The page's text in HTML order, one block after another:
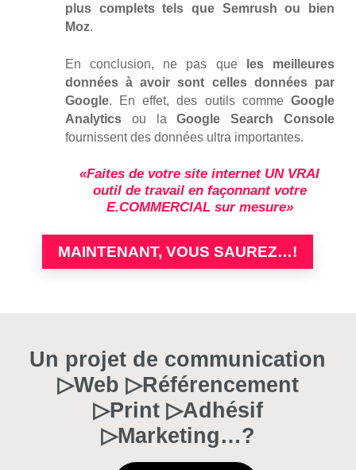
plus complets tels que Semrush ou bien
Moz.
En conclusion, ne pas queles meilleures
données à avoir sont celles données par
Google. En effet, des outils commeGoogle
Analyticsou laGoogle Search Console
fournissent des données ultra importantes.
«Faites de votre site internet UN VRAI
outil de travail en façonnant votre
E.COMMERCIAL sur mesure»
MAINTENANT, VOUS SAUREZ…!
Un projet de communication
▷Web ▷Référencement
▷Print ▷Adhésif
▷Marketing…?